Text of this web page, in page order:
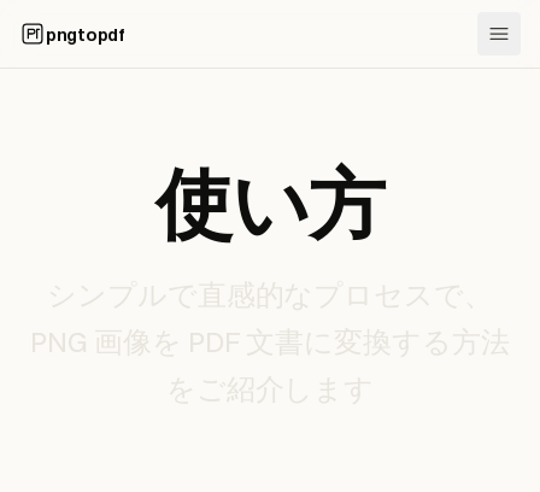
pngtopdf
使い方
シンプルで直感的なプロセスで、
PNG 画像を PDF 文書に変換する方法
をご紹介します